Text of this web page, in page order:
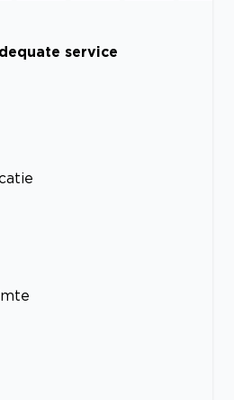
service